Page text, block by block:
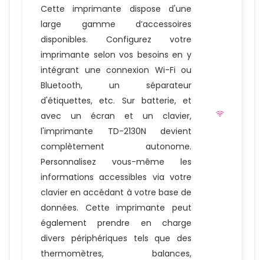
Cette imprimante dispose d'une
large gamme d’accessoires
disponibles. Configurez votre
imprimante selon vos besoins en y
intégrant une connexion Wi-Fi ou
Bluetooth, un séparateur
d'étiquettes, etc. Sur batterie, et
avec un écran et un clavier,
l'imprimante TD-2130N devient
complètement autonome.
Personnalisez vous-même les
informations accessibles via votre
clavier en accédant à votre base de
données. Cette imprimante peut
également prendre en charge
divers périphériques tels que des
thermomètres, balances,